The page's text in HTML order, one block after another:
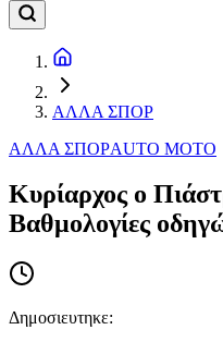
ΑΛΛΑ ΣΠΟΡ
ΑΛΛΑ ΣΠΟΡAUTO MOTO
Κυρίαρχος ο
Bαθμολογίες
Δημοσιευτηκε: